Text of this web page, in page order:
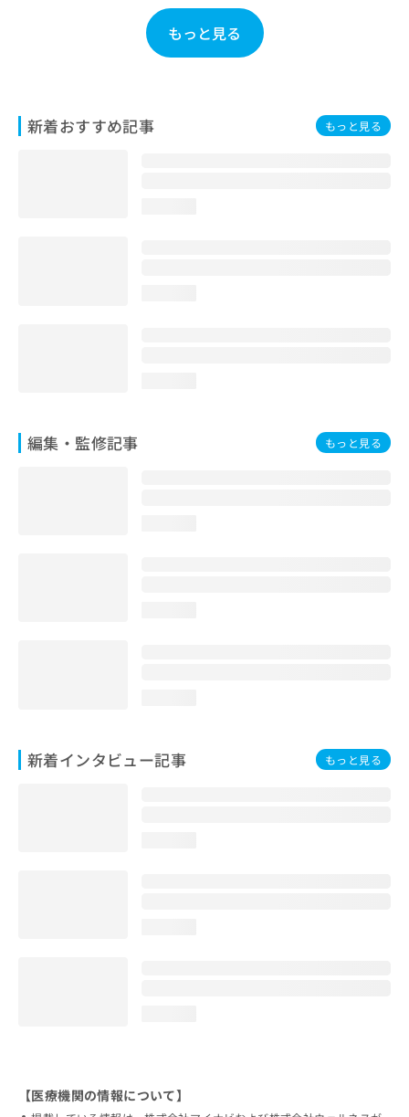
もっと見る
新着おすすめ記事 もっと見る
編集・監修記事 もっと見る
新着インタビュー記事 もっと見る
は
こ
【医療機関の情報について】